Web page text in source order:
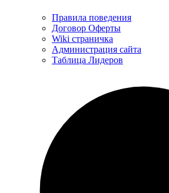
Правила поведения
Договор Оферты
Wiki страничка
Администрация сайта
Таблица Лидеров